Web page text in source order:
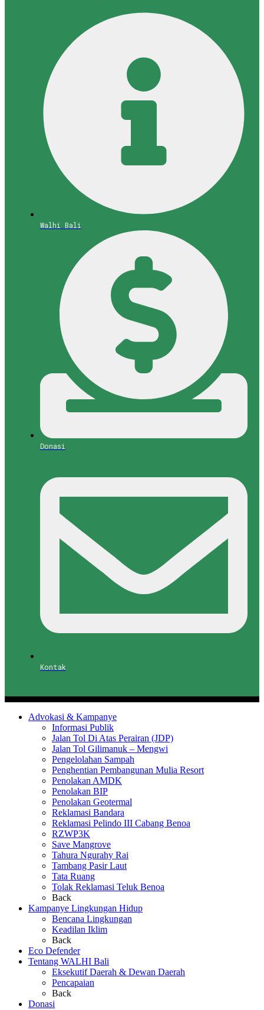
Walhi Bali
Donasi
Kontak
Advokasi & Kampanye
Informasi Publik
Jalan Tol Di Atas Perairan (JDP)
Jalan Tol Gilimanuk – Mengwi
Pengelolahan Sampah
Penghentian Pembangunan Mulia Resort
Penolakan AMDK
Penolakan BIP
Penolakan Geotermal
Reklamasi Bandara
Reklamasi Pelindo III Cabang Benoa
RZWP3K
Save Mangrove
Tahura Ngurahy Rai
Tambang Pasir Laut
Tata Ruang
Tolak Reklamasi Teluk Benoa
Back
Kampanye Lingkungan Hidup
Bencana Lingkungan
Keadilan Iklim
Back
Eco Defender
Tentang WALHI Bali
Eksekutif Daerah & Dewan Daerah
Pencapaian
Back
Donasi